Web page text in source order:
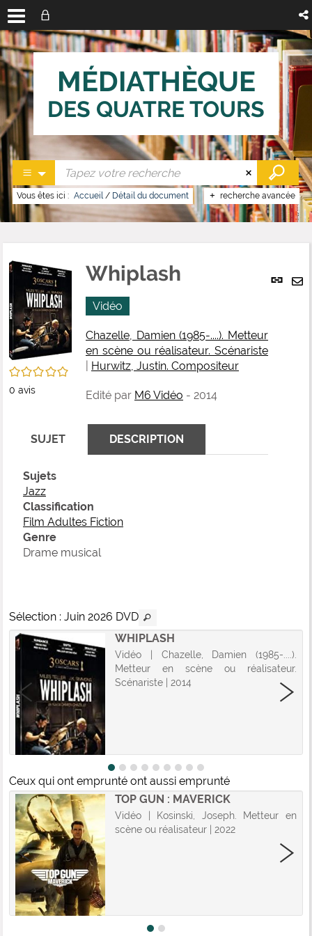
MÉDIATHÈQUE
DES QUATRE TOURS
recherche avancée
Vous êtes ici : Accueil / Détail du document
Lien
/5
0 avis
Whiplash
Vidéo
Chazelle, Damien (1985-....). Metteur
en scène ou réalisateur. Scénariste
Hurwitz, Justin. Compositeur
Edité par M6 Vidéo - 2014
SUJET DESCRIPTION
Sujets
Jazz
Classification
Film Adultes Fiction
Genre
Drame musical
Sélection : Juin 2026 DVD
WHIPLASH
Vidéo | Chazelle, Damien (1985-....).
Metteur en scène ou réalisateur.
Scénariste | 2014
Ceux qui ont emprunté ont aussi emprunté
TOP GUN : MAVERICK
Vidéo | Kosinski, Joseph. Metteur en
scène ou réalisateur | 2022